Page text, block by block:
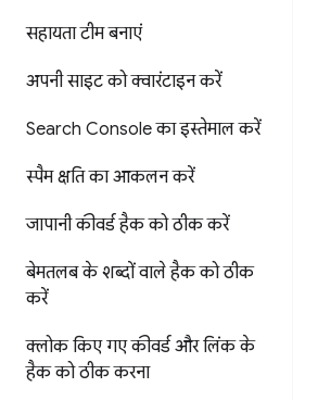
सहायता टीम बनाएं
अपनी साइट को क्वारंटाइन करें
Search Console का इस्तेमाल करें
स्पैम क्षति का आकलन करें
जापानी कीवर्ड हैक को ठीक करें
बेमतलब के शब्दों वाले हैक को ठीक
करें
क्लोक किए गए कीवर्ड और लिंक के
हैक को ठीक करना